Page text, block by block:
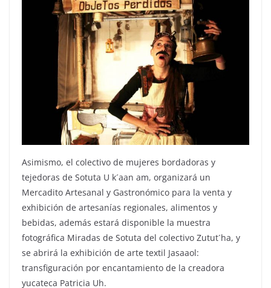
Asimismo, el colectivo de mujeres bordadoras y
tejedoras de Sotuta U k´aan am, organizará un
Mercadito Artesanal y Gastronómico para la venta y
exhibición de artesanías regionales, alimentos y
bebidas, además estará disponible la muestra
fotográfica Miradas de Sotuta del colectivo Zutut´ha, y
se abrirá la exhibición de arte textil Jasaaol:
transfiguración por encantamiento de la creadora
yucateca Patricia Uh.